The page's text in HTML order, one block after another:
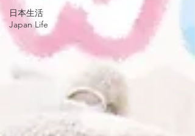
日本生活
Japan Life